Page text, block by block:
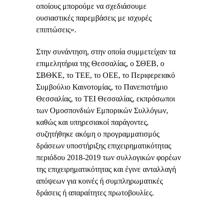
οποίους μπορούμε να σχεδιάσουμε
ουσιαστικές παρεμβάσεις με ισχυρές
επιπτώσεις».
Στην συνάντηση, στην οποία συμμετείχαν τα
επιμελητήρια της Θεσσαλίας, ο ΣΘΕΒ, ο
ΣΒΘΚΕ, το ΤΕΕ, το ΟΕΕ, το Περιφερειακό
Συμβούλιο Καινοτομίας, το Πανεπιστήμιο
Θεσσαλίας, το ΤΕΙ Θεσσαλίας, εκπρόσωποι
των Ομοσπονδιών Εμπορικών Συλλόγων,
καθώς και υπηρεσιακοί παράγοντες,
συζητήθηκε ακόμη ο προγραμματισμός
δράσεων υποστήριξης επιχειρηματικότητας
περιόδου 2018-2019 των συλλογικών φορέων
της επιχειρηματικότητας και έγινε ανταλλαγή
απόψεων για κοινές ή συμπληρωματικές
δράσεις ή απαραίτητες πρωτοβουλίες.